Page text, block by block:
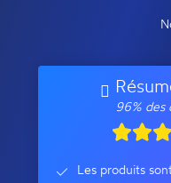
96% des
Les produits